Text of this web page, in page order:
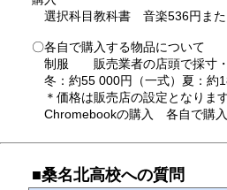
選択科目教科書 音楽536円また
〇各自で購入する物品について
制服 販売業者の店頭で採寸
冬：約55 000円（一式）夏：約
＊価格は販売店の設定となります
Chromebookの購入 各自で購
■桑名北高校への質問